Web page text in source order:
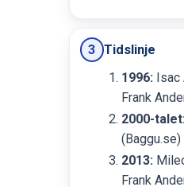
3 Tidslinje
1996:Isac
Frank
2000-
(Baggu.se)
2013:
Frank